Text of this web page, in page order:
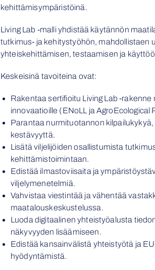
kehittämisympäristöinä.
Living Lab -malli yhdistää käytännön
tutkimus- ja kehitystyöhön, mahdollistaen
yhteiskehittämisen, testaamisen ja
Keskeisinä tavoiteina ovat:
Rakentaa sertifioitu Living Lab -
innovaatioille (ENoLL ja AgroEcological
Parantaa nurmituotannon kilpailukykyä,
kestävyyttä.
Lisätä viljelijöiden osallistumista
kehittämistoimintaan.
Edistää ilmastoviisaita ja
viljelymenetelmiä.
Vahvistaa viestintää ja vähentää
maatalouskeskustelussa.
Luoda digitaalinen yhteistyöalusta
näkyvyyden lisäämiseen.
Edistää kansainvälistä yhteistyötä ja
hyödyntämistä.